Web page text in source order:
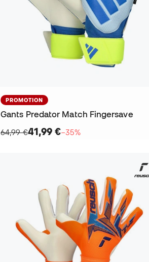
PROMOTION
Gants Predator Match Fingersave
64,99 €41,99 €−35%